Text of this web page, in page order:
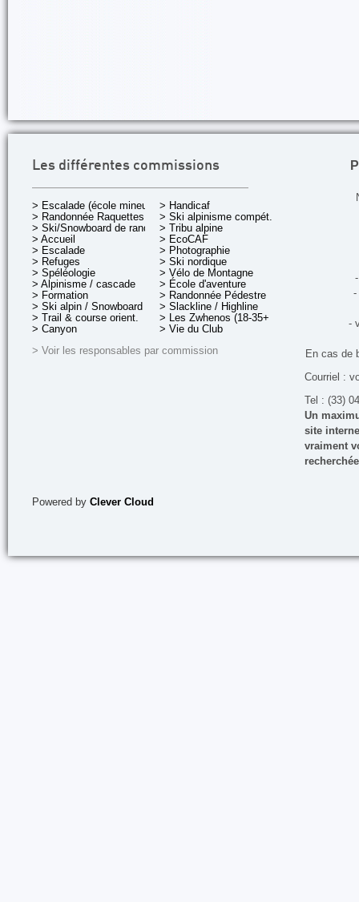
Les différentes commissions
> Escalade (école mineurs)
> Randonnée Raquettes
> Ski/Snowboard de rando.
> Accueil
> Escalade
> Refuges
> Spéléologie
> Alpinisme / cascade
> Formation
> Ski alpin / Snowboard
> Trail & course orient.
> Canyon
> Handicaf
> Ski alpinisme compét.
> Tribu alpine
> EcoCAF
> Photographie
> Ski nordique
> Vélo de Montagne
> École d'aventure
> Randonnée Pédestre
> Slackline / Highline
> Les Zwhenos (18-35+ ans)
> Vie du Club
> Voir les responsables par commission
-
-
En cas de
Courriel :
Tel : (33)
Un
site
vraiment
Powered by Clever Cloud